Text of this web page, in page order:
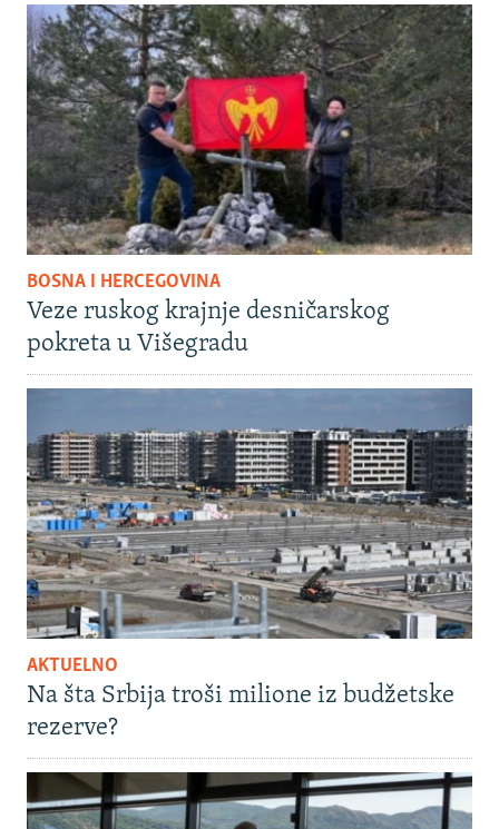
BOSNA I HERCEGOVINA
Veze ruskog krajnje desničarskog
pokreta u Višegradu
AKTUELNO
Na šta Srbija troši milione iz budžetske
rezerve?